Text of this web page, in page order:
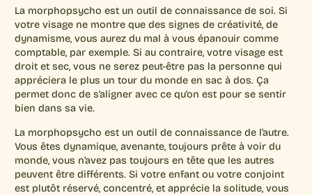
La morphopsycho est un outil de connaissance de soi. Si
votre visage ne montre que des signes de créativité, de
dynamisme, vous aurez du mal à vous épanouir comme
comptable, par exemple. Si au contraire, votre visage est
droit et sec, vous ne serez peut-être pas la personne qui
appréciera le plus un tour du monde en sac à dos. Ça
permet donc de s’aligner avec ce qu’on est pour se sentir
bien dans sa vie.
La morphopsycho est un outil de connaissance de l’autre.
Vous êtes dynamique, avenante, toujours prête à voir du
monde, vous n’avez pas toujours en tête que les autres
peuvent être différents. Si votre enfant ou votre conjoint
est plutôt réservé, concentré, et apprécie la solitude, vous